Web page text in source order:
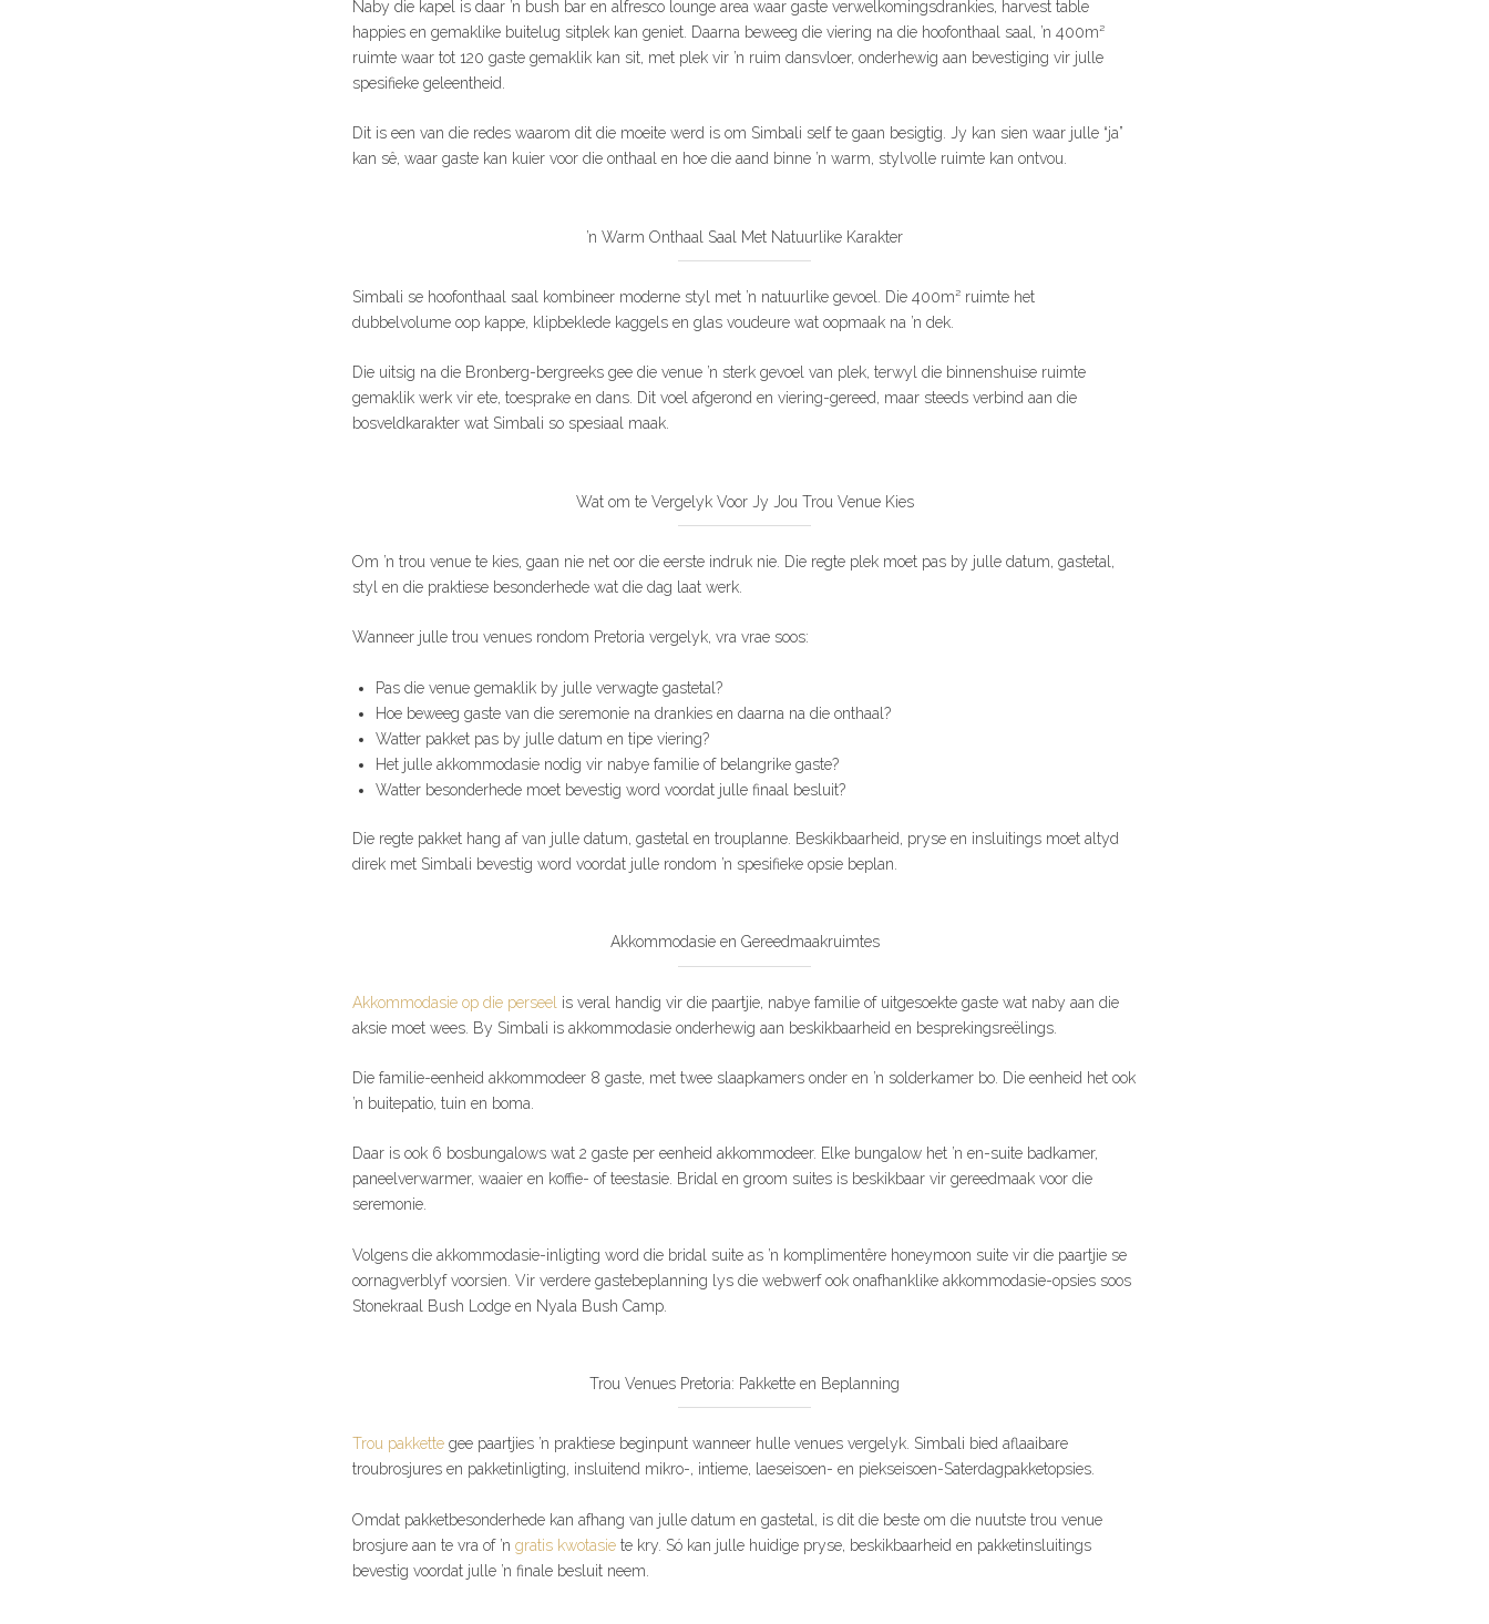
Naby die kapel is daar ’n bush bar en alfresco lounge area waar gaste verwelkomingsdrankies, harvest table
happies en gemaklike buitelug sitplek kan geniet. Daarna beweeg die viering na die hoofonthaal saal, ’n 400m²
ruimte waar tot 120 gaste gemaklik kan sit, met plek vir ’n ruim dansvloer, onderhewig aan bevestiging vir julle
spesifieke geleentheid.
Dit is een van die redes waarom dit die moeite werd is om Simbali self te gaan besigtig. Jy kan sien waar julle “ja”
kan sê, waar gaste kan kuier voor die onthaal en hoe die aand binne ’n warm, stylvolle ruimte kan ontvou.
’n Warm Onthaal Saal Met Natuurlike Karakter
Simbali se hoofonthaal saal kombineer moderne styl met ’n natuurlike gevoel. Die 400m² ruimte het
dubbelvolume oop kappe, klipbeklede kaggels en glas voudeure wat oopmaak na ’n dek.
Die uitsig na die Bronberg-bergreeks gee die venue ’n sterk gevoel van plek, terwyl die binnenshuise ruimte
gemaklik werk vir ete, toesprake en dans. Dit voel afgerond en viering-gereed, maar steeds verbind aan die
bosveldkarakter wat Simbali so spesiaal maak.
Wat om te Vergelyk Voor Jy Jou Trou Venue Kies
Om ’n trou venue te kies, gaan nie net oor die eerste indruk nie. Die regte plek moet pas by julle datum, gastetal,
styl en die praktiese besonderhede wat die dag laat werk.
Wanneer julle trou venues rondom Pretoria vergelyk, vra vrae soos:
Pas die venue gemaklik by julle verwagte gastetal?
Hoe beweeg gaste van die seremonie na drankies en daarna na die onthaal?
Watter pakket pas by julle datum en tipe viering?
Het julle akkommodasie nodig vir nabye familie of belangrike gaste?
Watter besonderhede moet bevestig word voordat julle finaal besluit?
Die regte pakket hang af van julle datum, gastetal en trouplanne. Beskikbaarheid, pryse en insluitings moet altyd
direk met Simbali bevestig word voordat julle rondom ’n spesifieke opsie beplan.
Akkommodasie en Gereedmaakruimtes
Akkommodasie op die perseel is veral handig vir die paartjie, nabye familie of uitgesoekte gaste wat naby aan die
aksie moet wees. By Simbali is akkommodasie onderhewig aan beskikbaarheid en besprekingsreëlings.
Die familie-eenheid akkommodeer 8 gaste, met twee slaapkamers onder en ’n solderkamer bo. Die eenheid het ook
’n buitepatio, tuin en boma.
Daar is ook 6 bosbungalows wat 2 gaste per eenheid akkommodeer. Elke bungalow het ’n en-suite badkamer,
paneelverwarmer, waaier en koffie- of teestasie. Bridal en groom suites is beskikbaar vir gereedmaak voor die
seremonie.
Volgens die akkommodasie-inligting word die bridal suite as ’n komplimentêre honeymoon suite vir die paartjie se
oornagverblyf voorsien. Vir verdere gastebeplanning lys die webwerf ook onafhanklike akkommodasie-opsies soos
Stonekraal Bush Lodge en Nyala Bush Camp.
Trou Venues Pretoria: Pakkette en Beplanning
Trou pakkette gee paartjies ’n praktiese beginpunt wanneer hulle venues vergelyk. Simbali bied aflaaibare
troubrosjures en pakketinligting, insluitend mikro-, intieme, laeseisoen- en piekseisoen-Saterdagpakketopsies.
Omdat pakketbesonderhede kan afhang van julle datum en gastetal, is dit die beste om die nuutste trou venue
brosjure aan te vra of ’n gratis kwotasie te kry. Só kan julle huidige pryse, beskikbaarheid en pakketinsluitings
bevestig voordat julle ’n finale besluit neem.